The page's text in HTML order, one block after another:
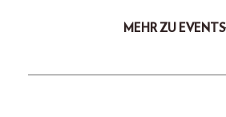
MEHR ZU EVENTS